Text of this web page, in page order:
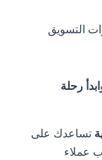
التسويق
رحلة
تساعدك على
عملاء